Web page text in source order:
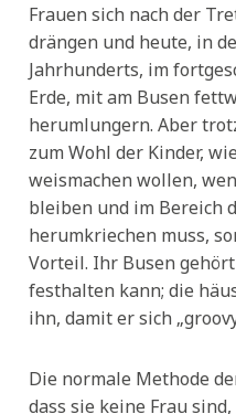
Frauen sich nach der
drängen und heute, in
Jahrhunderts, im
Erde, mit am Busen
herumlungern. Aber
zum Wohl der Kinder,
weismachen wollen,
bleiben und im Bereich
herumkriechen muss,
Vorteil. Ihr Busen
festhalten kann; die
ihn, damit er sich
Die normale Methode
dass sie keine Frau